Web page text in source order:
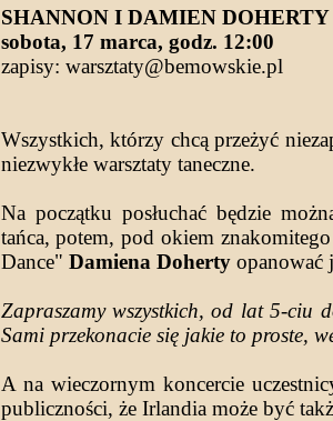
SHANNON I DAMIEN DOHERTY
sobota, 17 marca, godz. 12:00
zapisy: warsztaty@bemowskie.pl
Wszystkich, którzy chcą przeżyć
niezwykłe warsztaty taneczne.
Na początku posłuchać będzie
tańca, potem, pod okiem
Dance" Damiena Dohertyopanować
Zapraszamy wszystkich, od lat 5-ciu
Sami przekonacie się jakie to proste,
A na wieczornym koncercie
publiczności, że Irlandia może być